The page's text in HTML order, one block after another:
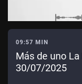
09:57 MIN
Más de uno
30/07/2025